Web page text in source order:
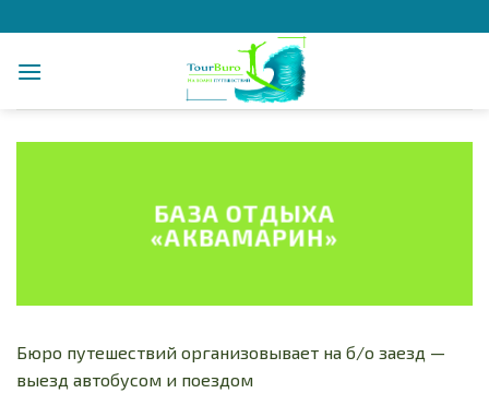
to
content
БАЗА ОТДЫХА
«АКВАМАРИН»
Бюро путешествий организовывает на б/о заезд —
выезд автобусом и поездом